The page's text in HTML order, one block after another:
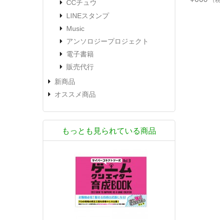
CCチュウ
LINEスタンプ
Music
アンソロジープロジェクト
電子書籍
販売代行
新商品
オススメ商品
もっとも見られている商品